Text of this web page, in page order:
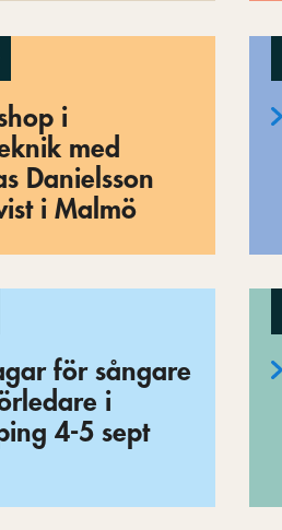
i
med
Danielsson
i Malmö
för sångare
i
4-5 sept